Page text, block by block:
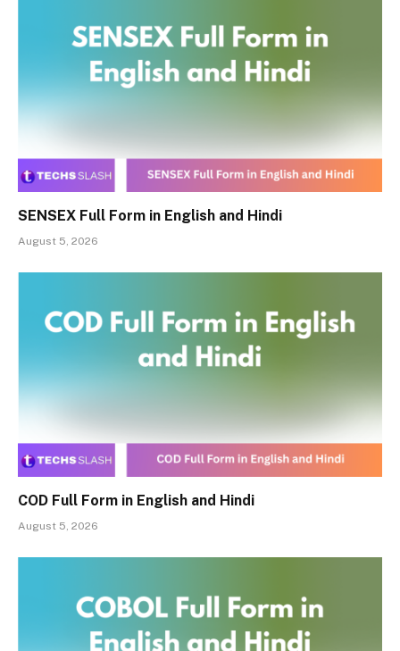
SENSEX Full Form in English and Hindi
August 5, 2026
COD Full Form in English and Hindi
August 5, 2026